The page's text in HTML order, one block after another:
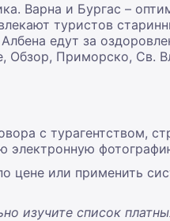
Варна и Бургас –
туристов
едут за
Обзор, Приморско, Св.
с турагентством,
электронную
цене или применить
изучите список